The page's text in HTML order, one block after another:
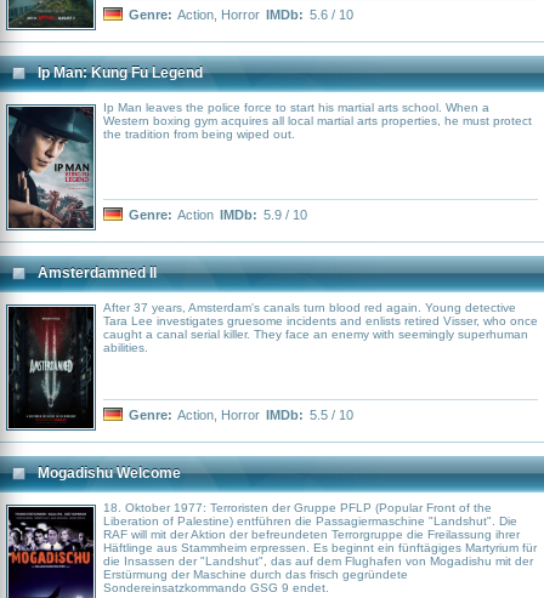
Genre: Action Horror IMDb: 5.6 / 10
Ip Man: Kung Fu Legend
Ip Man leaves the police force to start his martial arts school. When a
Western boxing gym acquires all local martial arts properties, he must protect
the tradition from being wiped out.
Genre: Action IMDb: 5.9 / 10
Amsterdamned II
After 37 years, Amsterdam's canals turn blood red again. Young detective
Tara Lee investigates gruesome incidents and enlists retired Visser, who once
caught a canal serial killer. They face an enemy with seemingly superhuman
abilities.
Genre: Action Horror IMDb: 5.5 / 10
Mogadishu Welcome
18. Oktober 1977: Terroristen der Gruppe PFLP (Popular Front of the
Liberation of Palestine) entführen die Passagiermaschine "Landshut". Die
RAF will mit der Aktion der befreundeten Terrorgruppe die Freilassung ihrer
Häftlinge aus Stammheim erpressen. Es beginnt ein fünftägiges Martyrium für
die Insassen der "Landshut", das auf dem Flughafen von Mogadishu mit der
Erstürmung der Maschine durch das frisch gegründete
Sondereinsatzkommando GSG 9 endet.